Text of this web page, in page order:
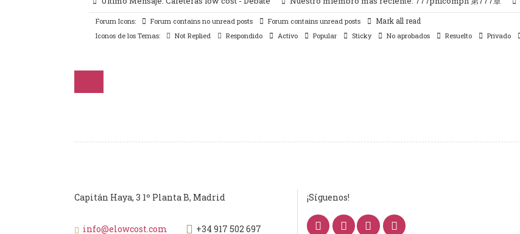
Forum Icons: Forum contains no unread posts Forum contains unread posts Mark all read
Iconos de los Temas: Not Replied Respondido Activo Popular Sticky No aprobados Resuelto Privado
Capitán Haya, 3 1º Planta B, Madrid
info@elowcost.com +34 917 502 697
¡Síguenos!